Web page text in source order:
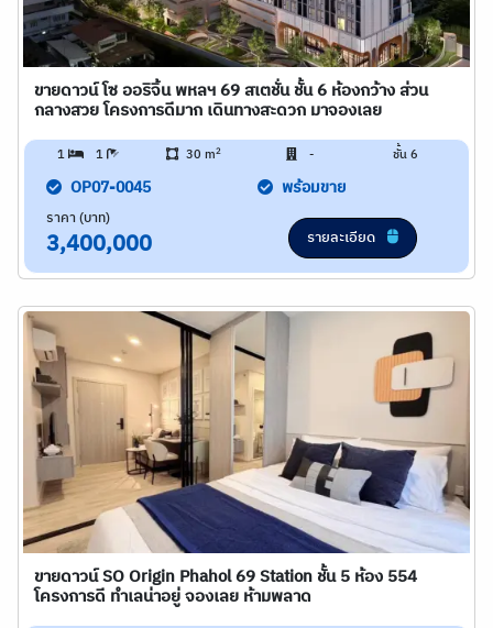
ขายดาวน์ โซ ออริจิ้น พหลฯ 69 สเตชั่น ชั้น 6 ห้องกว้าง ส่วน
กลางสวย โครงการดีมาก เดินทางสะดวก มาจองเลย
1 1 30 m2 - ชั้น 6
OP07-0045 พร้อมขาย
ราคา (บาท)
3,400,000 รายละเอียด
ขายดาวน์ SO Origin Phahol 69 Station ชั้น 5 ห้อง 554
โครงการดี ทำเลน่าอยู่ จองเลย ห้ามพลาด